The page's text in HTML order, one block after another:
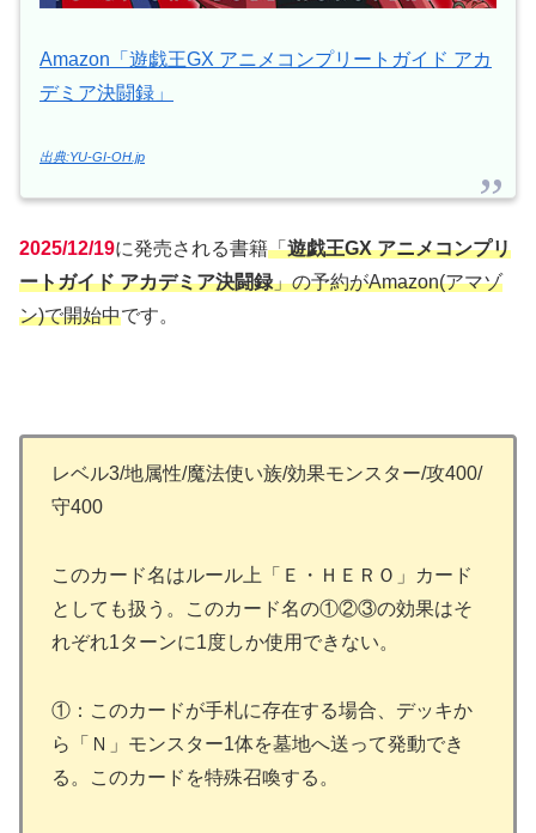
Amazon「遊戯王GX アニメコンプリートガイド アカ
デミア決闘録」
出典:YU-GI-OH.jp
2025/12/19に発売される書籍「遊戯王GX アニメコンプリ
ートガイド アカデミア決闘録」の予約がAmazon(アマゾ
ン)で開始中です。
レベル3/地属性/魔法使い族/効果モンスター/攻400/
守400
このカード名はルール上「Ｅ・ＨＥＲＯ」カード
としても扱う。このカード名の①②③の効果はそ
れぞれ1ターンに1度しか使用できない。
①：このカードが手札に存在する場合、デッキか
ら「Ｎ」モンスター1体を墓地へ送って発動でき
る。このカードを特殊召喚する。